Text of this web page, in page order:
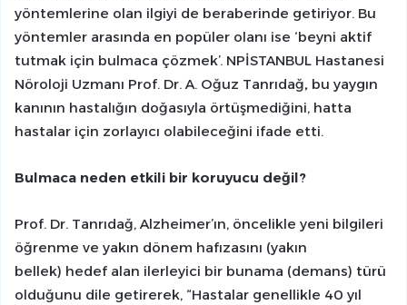
yöntemlerine olan ilgiyi de beraberinde getiriyor. Bu
yöntemler arasında en popüler olanı ise ‘beyni aktif
tutmak için bulmaca çözmek’. NPİSTANBUL Hastanesi
Nöroloji Uzmanı Prof. Dr. A. Oğuz Tanrıdağ, bu yaygın
kanının hastalığın doğasıyla örtüşmediğini, hatta
hastalar için zorlayıcı olabileceğini ifade etti.
Bulmaca neden etkili bir koruyucu değil?
Prof. Dr. Tanrıdağ, Alzheimer’ın, öncelikle yeni bilgileri
öğrenme ve yakın dönem hafızasını (yakın
bellek) hedef alan ilerleyici bir bunama (demans) türü
olduğunu dile getirerek, “Hastalar genellikle 40 yıl